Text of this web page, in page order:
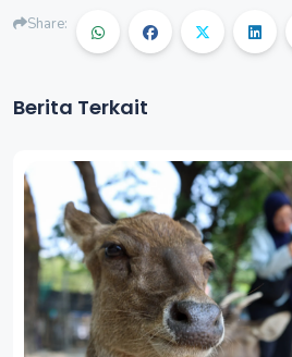
Share:
Berita Terkait